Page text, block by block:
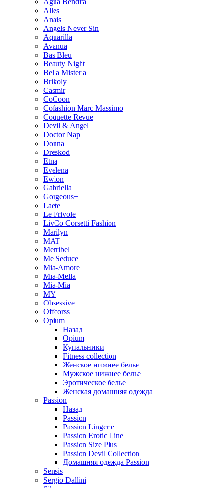
Agua Bendita
Alles
Anais
Angels Never Sin
Aquarilla
Avanua
Bas Bleu
Beauty Night
Bella Misteria
Brikoly
Casmir
CoCoon
Cofashion Marc Massimo
Coquette Revue
Devil & Angel
Doctor Nap
Donna
Dreskod
Etna
Evelena
Ewlon
Gabriella
Gorgeous+
Laete
Le Frivole
LivCo Corsetti Fashion
Marilyn
MAT
Merribel
Me Seduce
Mia-Amore
Mia-Mella
Mia-Mia
MY
Obsessive
Offcorss
Opium
Назад
Opium
Купальники
Fitness collection
Женское нижнее белье
Мужское нижнее белье
Эротическое белье
Женская домашняя одежда
Passion
Назад
Passion
Passion Lingerie
Passion Erotic Line
Passion Size Plus
Passion Devil Collection
Домашняя одежда Passion
Sensis
Sergio Dallini